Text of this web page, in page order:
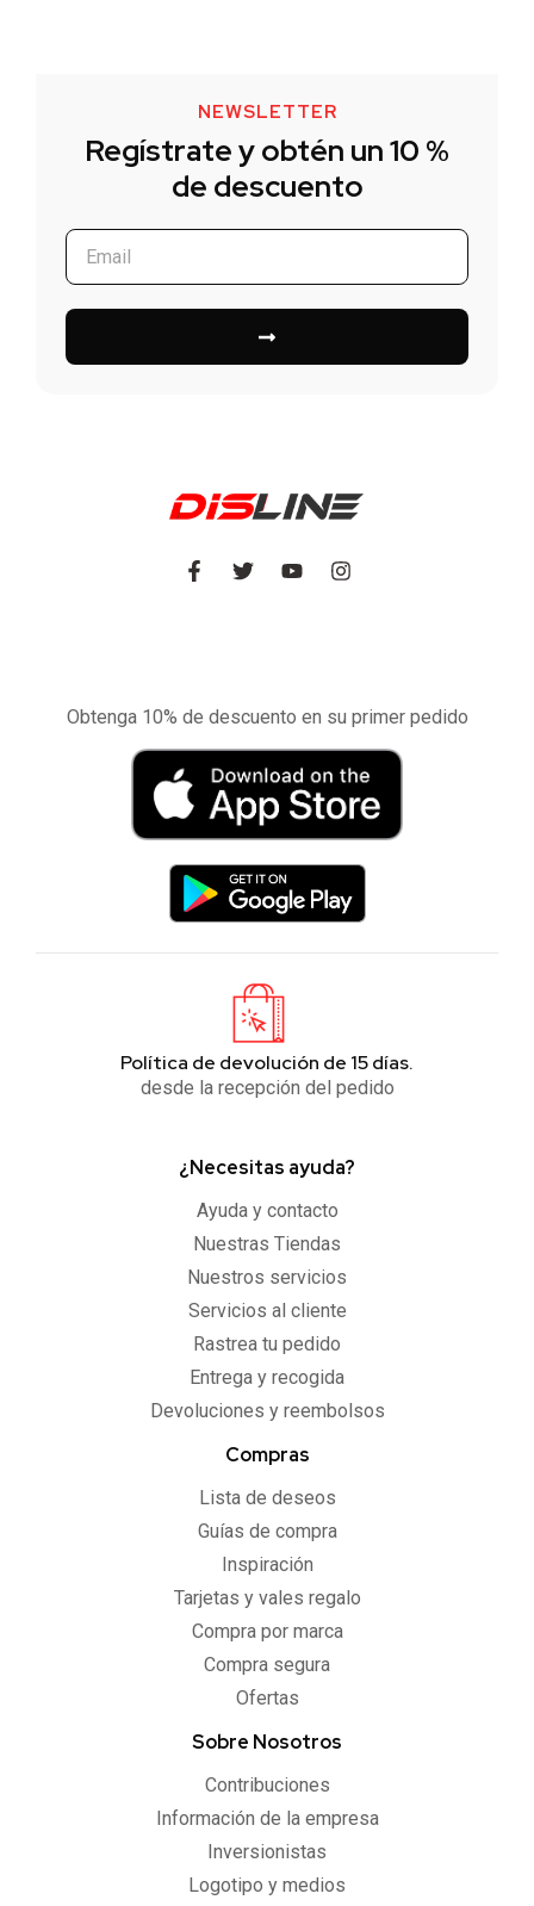
NEWSLETTER
Regístrate y obtén un 10 %
de descuento
Obtenga 10% de descuento en su primer pedido
Política de devolución de 15 días.
desde la recepción del pedido
¿Necesitas ayuda?
Ayuda y contacto
Nuestras Tiendas
Nuestros servicios
Servicios al cliente
Rastrea tu pedido
Entrega y recogida
Devoluciones y reembolsos
Compras
Lista de deseos
Guías de compra
Inspiración
Tarjetas y vales regalo
Compra por marca
Compra segura
Ofertas
Sobre Nosotros
Contribuciones
Información de la empresa
Inversionistas
Logotipo y medios